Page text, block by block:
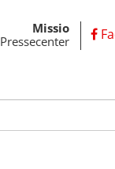
Missio
Pressecenter